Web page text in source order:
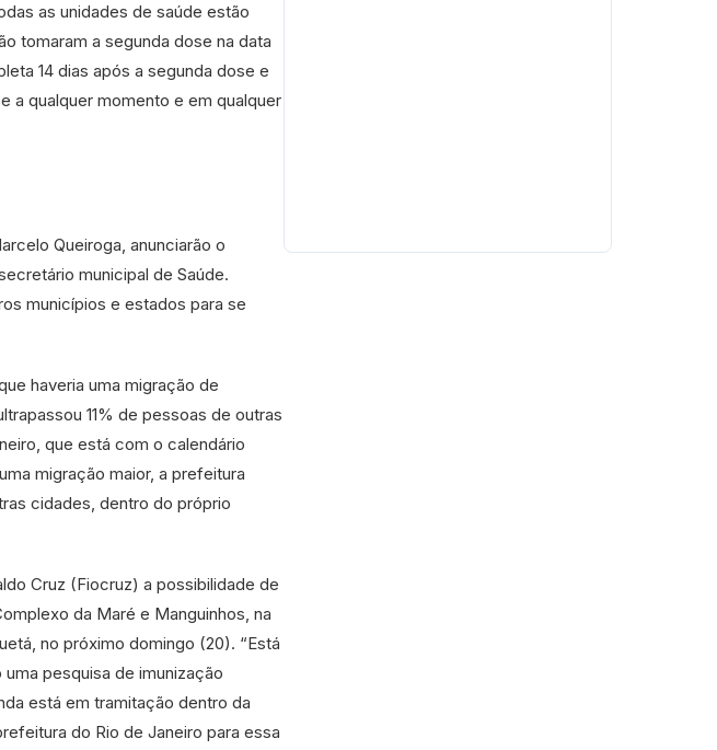
as unidades de saúde estão
tomaram a segunda dose na data
14 dias após a segunda dose e
a qualquer momento e em qualquer
Queiroga, anunciarão o
municipal de Saúde.
municípios e estados para se
haveria uma migração de
11% de pessoas de outras
que está com o calendário
migração maior, a prefeitura
cidades, dentro do próprio
Cruz (Fiocruz) a possibilidade de
da Maré e Manguinhos, na
no próximo domingo (20). “Está
pesquisa de imunização
está em tramitação dentro da
do Rio de Janeiro para essa